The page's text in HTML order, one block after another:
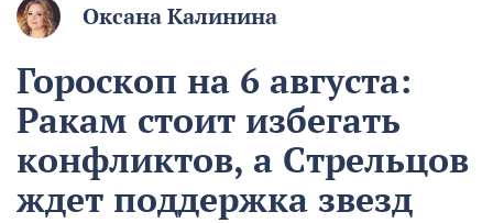
Оксана Калинина
Гороскоп на 6 августа:
Ракам стоит избегать
конфликтов, а Стрельцов
ждет поддержка звезд